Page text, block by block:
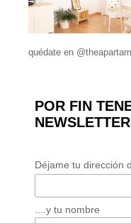
quédate en
POR FIN
Déjame tu dirección
....y tu nombre